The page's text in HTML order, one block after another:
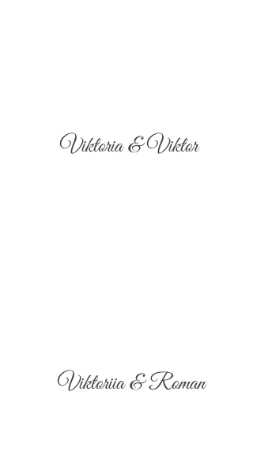
Viktoria & Viktor
Viktoriia & Roman